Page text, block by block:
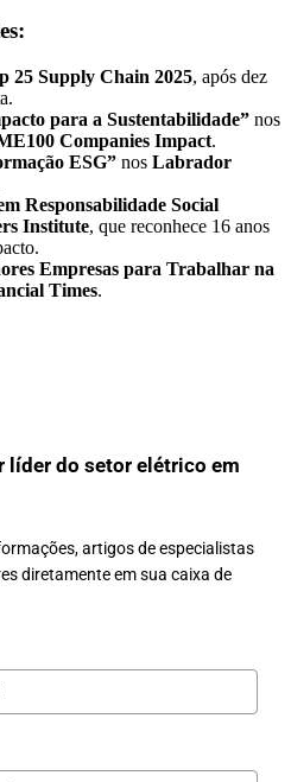
25 Supply Chain 2025, após dez
para a Sustentabilidade” nos
Companies Impact.
ESG” nos Labrador
Responsabilidade Social
Institute, que reconhece 16 anos
Empresas para Trabalhar na
Times.
líder do setor elétrico em
artigos de especialistas
diretamente em sua caixa de